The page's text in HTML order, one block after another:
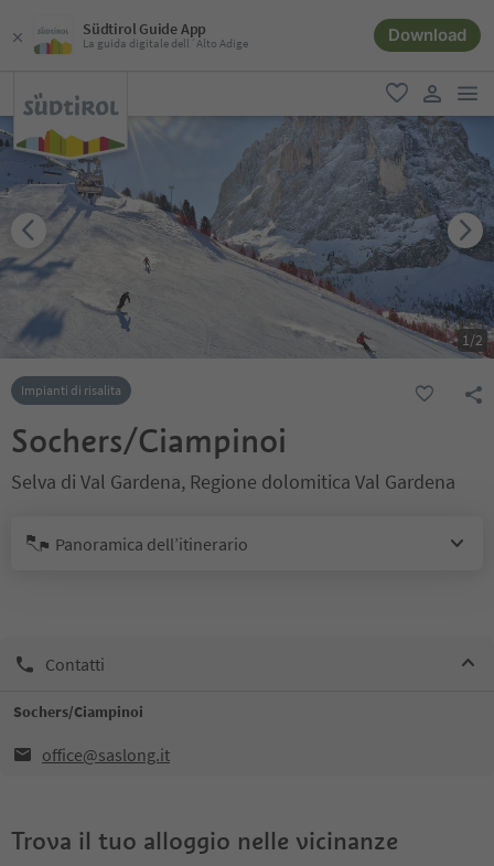
Südtirol Guide App
La guida digitale dell´Alto Adige Download
favoriti
user link
1/2
Impianti di risalita
Sochers/Ciampinoi
Selva di Val Gardena, Regione dolomitica Val Gardena
Panoramica dell’itinerario
Contatti
Sochers/Ciampinoi
office@saslong.it
Trova il tuo alloggio nelle vicinanze